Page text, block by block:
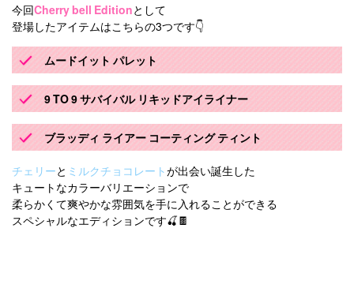
今回Cherry bell Editionとして
登場したアイテムはこちらの3つです👇
ムードイット パレット
9 TO 9 サバイバル リキッドアイライナー
ブラッディ ライアー コーティング ティント
チェリーと ミルクチョコレートが出会い誕生した
キュートなカラーバリエーションで
柔らかくて爽やかな雰囲気を手に入れることができる
スペシャルなエディションです🍒🍫